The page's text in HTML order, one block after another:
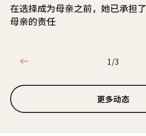
在选择成为母亲之前，她已承担了
母亲的责任
1/3
1/3
更多动态